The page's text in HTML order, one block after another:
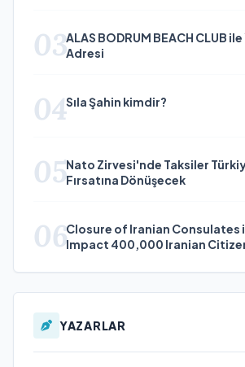
03ALAS BODRUM BEACH CLUB
Adresi
04Sıla Şahin kimdir?
05Nato Zirvesi'nde Taksiler
Fırsatına Dönüşecek
06Closure of Iranian Consulates
Impact 400,000 Iranian
YAZARLAR